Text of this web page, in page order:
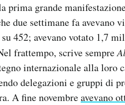
prima grande
due settimane fa avevano
452; avevano votato 1,7
frattempo, scrive sempre
internazionale alla loro
delegazioni e gruppi di
A fine novembreavevano